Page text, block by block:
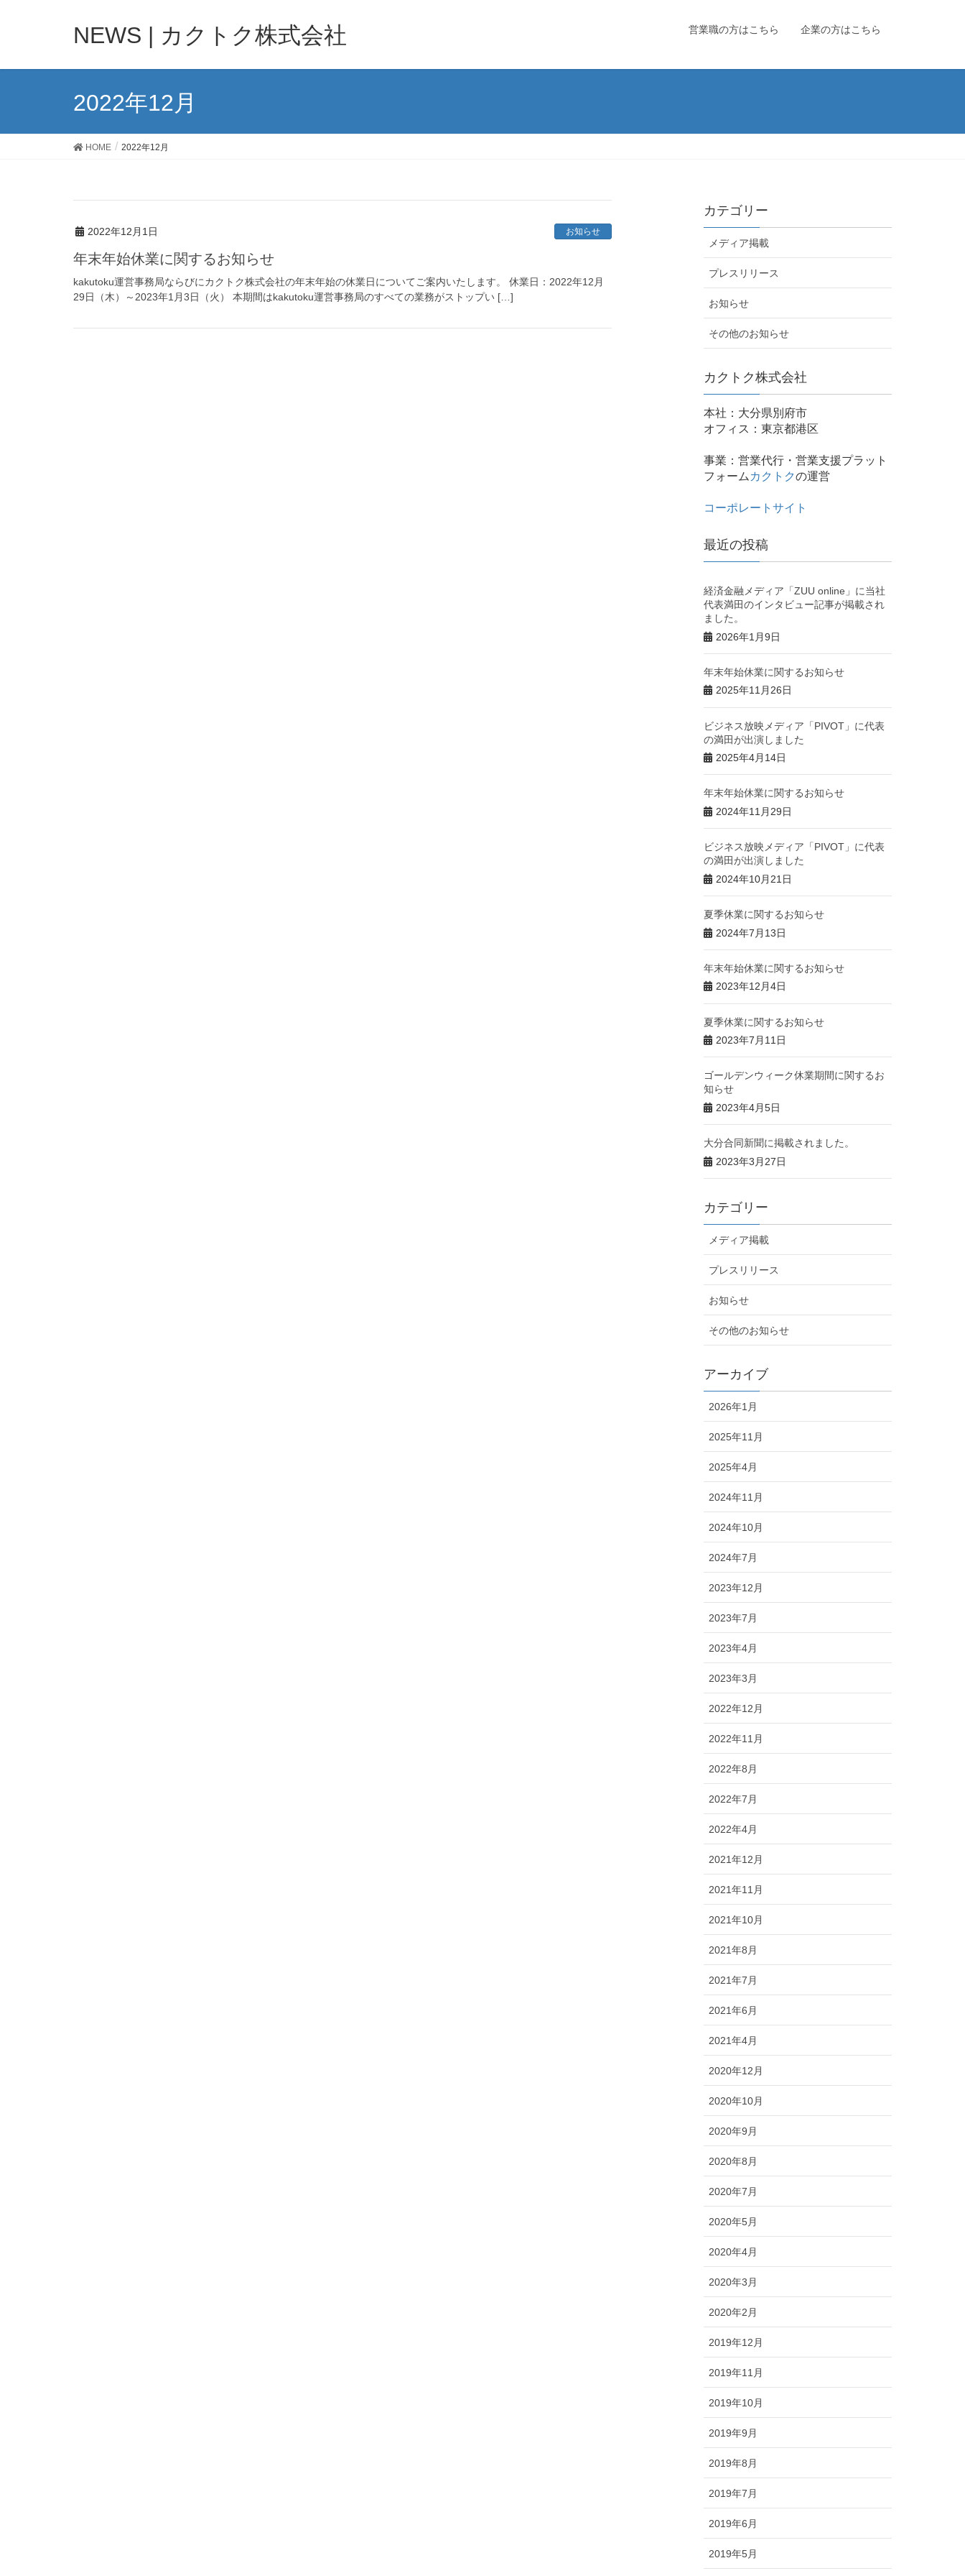
NEWS | カクトク株式会社 営業職の方はこちら 企業の方はこちら
2022年12月
HOME 2022年12月
2022年12月1日 お知らせ
年末年始休業に関するお知らせ
kakutoku運営事務局ならびにカクトク株式会社の年末年始の休業日についてご案内いたします。 休業日：2022年12月
29日（木）～2023年1月3日（火） 本期間はkakutoku運営事務局のすべての業務がストップい […]
カテゴリー
メディア掲載
プレスリリース
お知らせ
その他のお知らせ
カクトク株式会社
本社：大分県別府市
オフィス：東京都港区
事業：営業代行・営業支援プラット
フォーム カクトクの運営
コーポレートサイト
最近の投稿
経済金融メディア「ZUU online」に当社
代表満田のインタビュー記事が掲載され
ました。
2026年1月9日
年末年始休業に関するお知らせ
2025年11月26日
ビジネス放映メディア「PIVOT」に代表
の満田が出演しました
2025年4月14日
年末年始休業に関するお知らせ
2024年11月29日
ビジネス放映メディア「PIVOT」に代表
の満田が出演しました
2024年10月21日
夏季休業に関するお知らせ
2024年7月13日
年末年始休業に関するお知らせ
2023年12月4日
夏季休業に関するお知らせ
2023年7月11日
ゴールデンウィーク休業期間に関するお
知らせ
2023年4月5日
大分合同新聞に掲載されました。
2023年3月27日
カテゴリー
メディア掲載
プレスリリース
お知らせ
その他のお知らせ
アーカイブ
2026年1月
2025年11月
2025年4月
2024年11月
2024年10月
2024年7月
2023年12月
2023年7月
2023年4月
2023年3月
2022年12月
2022年11月
2022年8月
2022年7月
2022年4月
2021年12月
2021年11月
2021年10月
2021年8月
2021年7月
2021年6月
2021年4月
2020年12月
2020年10月
2020年9月
2020年8月
2020年7月
2020年5月
2020年4月
2020年3月
2020年2月
2019年12月
2019年11月
2019年10月
2019年9月
2019年8月
2019年7月
2019年6月
2019年5月